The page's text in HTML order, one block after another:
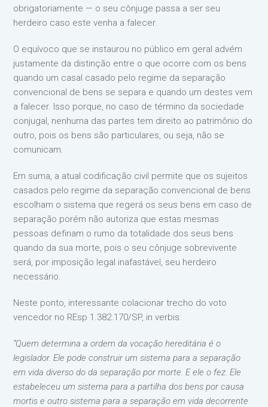
obrigatoriamente — o seu cônjuge passa a ser seu
herdeiro caso este venha a falecer.
O equívoco que se instaurou no público em geral advém
justamente da distinção entre o que ocorre com os bens
quando um casal casado pelo regime da separação
convencional de bens se separa e quando um destes vem
a falecer. Isso porque, no caso de término da sociedade
conjugal, nenhuma das partes tem direito ao patrimônio do
outro, pois os bens são particulares, ou seja, não se
comunicam.
Em suma, a atual codificação civil permite que os sujeitos
casados pelo regime da separação convencional de bens
escolham o sistema que regerá os seus bens em caso de
separação porém não autoriza que estas mesmas
pessoas definam o rumo da totalidade dos seus bens
quando da sua morte, pois o seu cônjuge sobrevivente
será, por imposição legal inafastável, seu herdeiro
necessário.
Neste ponto, interessante colacionar trecho do voto
vencedor no REsp 1.382.170/SP, in verbis:
“Quem determina a ordem da vocação hereditária é o
legislador. Ele pode construir um sistema para a separação
em vida diverso do da separação por morte. E ele o fez. Ele
estabeleceu um sistema para a partilha dos bens por causa
mortis e outro sistema para a separação em vida decorrente